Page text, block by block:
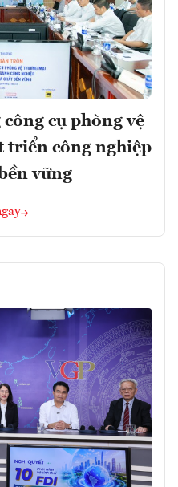
cụ phòng vệ
triển công nghiệp
vững